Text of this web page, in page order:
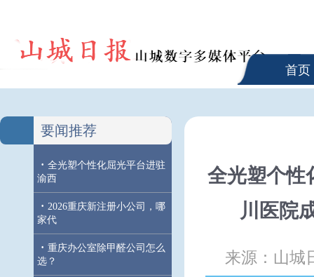
首页
要闻推荐
· 全光塑个性化屈光平台进驻
渝西
· 2026重庆新注册小公司，哪
家代
· 重庆办公室除甲醛公司怎么
选？
全光塑个性
川医院
来源：山城